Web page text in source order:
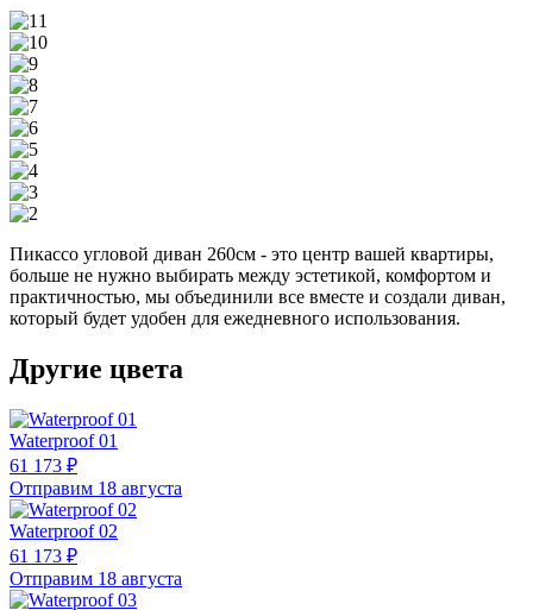
Пикассо угловой диван 260см - это центр вашей квартиры,
больше не нужно выбирать между эстетикой, комфортом и
практичностью, мы объединили все вместе и создали диван,
который будет удобен для ежедневного использования.
Другие цвета
Waterproof 01
61 173 ₽
Отправим 18 августа
Waterproof 02
61 173 ₽
Отправим 18 августа